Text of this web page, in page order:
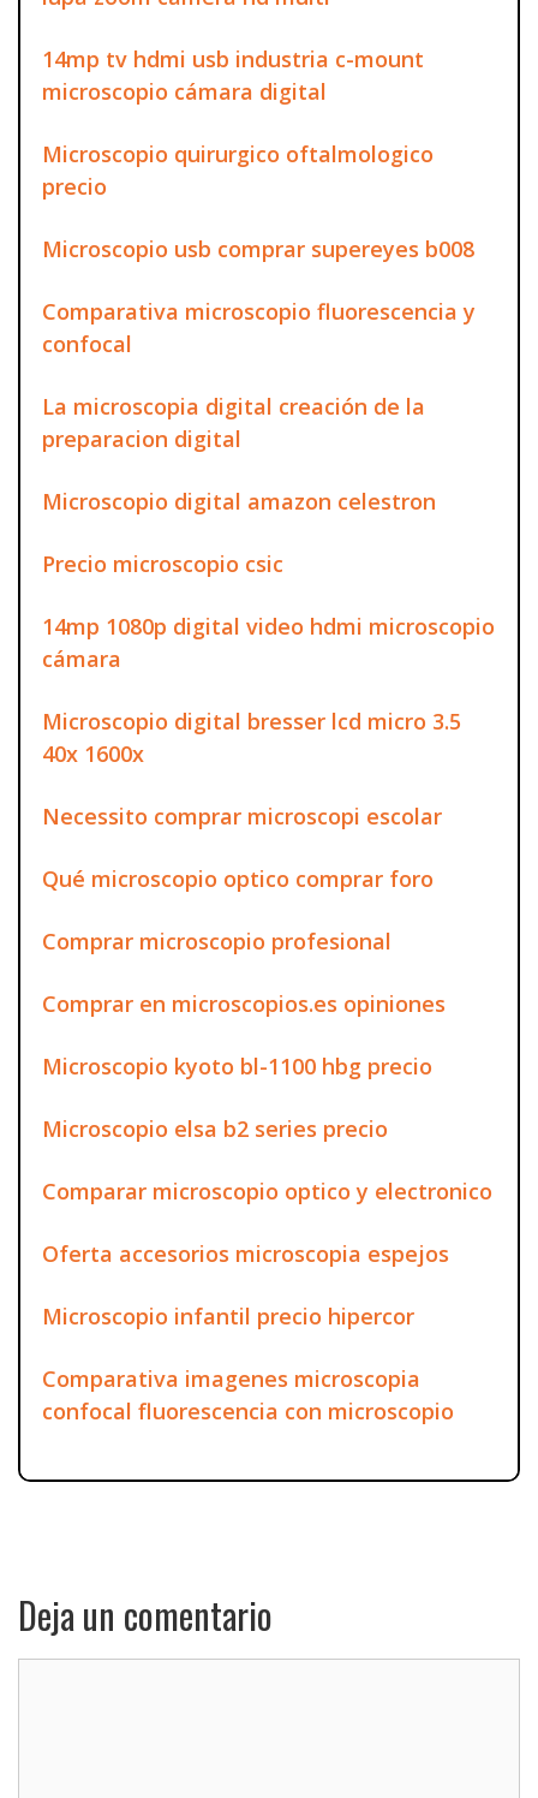
14mp tv hdmi usb industria c-mount
microscopio cámara digital
Microscopio quirurgico oftalmologico
precio
Microscopio usb comprar supereyes b008
Comparativa microscopio fluorescencia y
confocal
La microscopia digital creación de la
preparacion digital
Microscopio digital amazon celestron
Precio microscopio csic
14mp 1080p digital video hdmi microscopio
cámara
Microscopio digital bresser lcd micro 3.5
40x 1600x
Necessito comprar microscopi escolar
Qué microscopio optico comprar foro
Comprar microscopio profesional
Comprar en microscopios.es opiniones
Microscopio kyoto bl-1100 hbg precio
Microscopio elsa b2 series precio
Comparar microscopio optico y electronico
Oferta accesorios microscopia espejos
Microscopio infantil precio hipercor
Comparativa imagenes microscopia
confocal fluorescencia con microscopio
Deja un comentario